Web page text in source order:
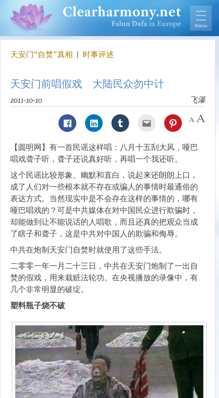
天安门“自焚”真相 | 时事评述
天安门前唱假戏 大陆民众勿中计
飞瀑
2011-10-10
【圆明网】有一首民谣这样唱：八月十五刮大风，哑巴
唱戏聋子听，聋子还说真好听，再唱一个我还听。
这个民谣比较形象、幽默和直白，说起来还朗朗上口，
成了人们对一些根本就不存在或骗人的事情时最通俗的
表达方式。当然现实中是不会存在这样的事情的，哪有
哑巴唱戏的？可是中共媒体在对中国民众进行欺骗时，
却能做到让不能说话的人唱歌，而且还真的把观众当成
了瞎子和聋子，这是中共对中国人的欺骗和侮辱。
中共在炮制天安门自焚时就使用了这些手法。
二零零一年一月二十三日，中共在天安门炮制了一出自
焚的假戏，用来栽赃法轮功。在央视播放的录像中，有
几个非常明显的破绽。
塑料瓶子烧不破